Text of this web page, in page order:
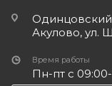
Одинцовский
Акулово, ул.
Время работы
Пн-пт с 09:00-